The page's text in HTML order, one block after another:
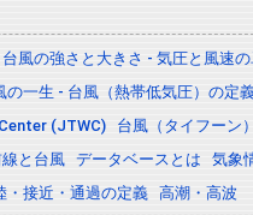
台風の強さと大きさ - 気圧と風速
の一生 - 台風（熱帯低気圧）の定
(JTWC)
台風（タイフーン
と台風 データベースとは
気象
・接近・通過の定義 高潮・高波